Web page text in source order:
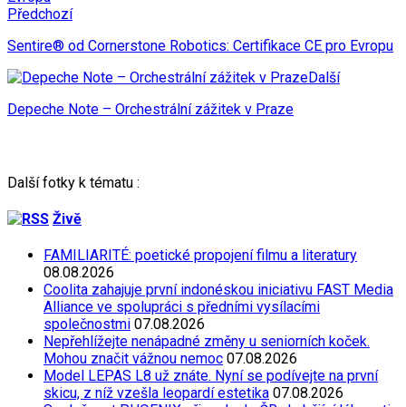
Předchozí
Sentire® od Cornerstone Robotics: Certifikace CE pro Evropu
Další
Depeche Note – Orchestrální zážitek v Praze
Další fotky k tématu :
Živě
FAMILIARITÉ: poetické propojení filmu a literatury
08.08.2026
Coolita zahajuje první indonéskou iniciativu FAST Media
Alliance ve spolupráci s předními vysílacími
společnostmi 07.08.2026
Nepřehlížejte nenápadné změny u seniorních koček.
Mohou značit vážnou nemoc 07.08.2026
Model LEPAS L8 už znáte. Nyní se podívejte na první
skicu, z níž vzešla leopardí estetika 07.08.2026